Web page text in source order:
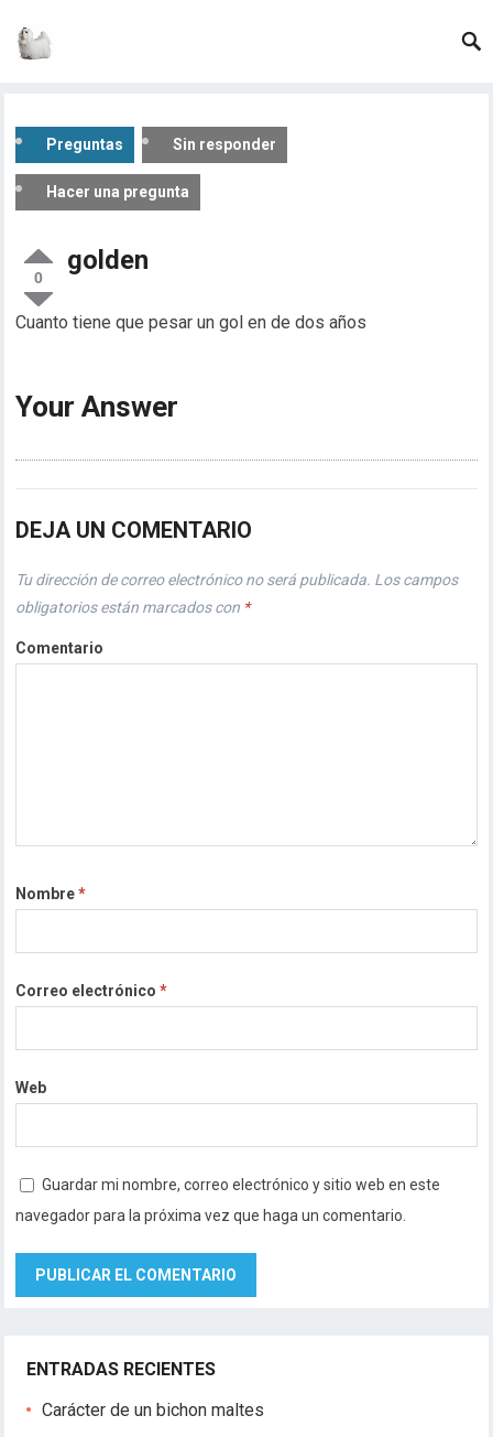
Preguntas Sin responder
Hacer una pregunta
0
golden
Cuanto tiene que pesar un gol en de dos años
Your Answer
DEJA UN COMENTARIO
Tu dirección de correo electrónico no será publicada. Los campos
obligatorios están marcados con *
Comentario
Nombre*
Correo electrónico*
Web
Guardar mi nombre, correo electrónico y sitio web en este
navegador para la próxima vez que haga un comentario.
ENTRADAS RECIENTES
Carácter de un bichon maltes